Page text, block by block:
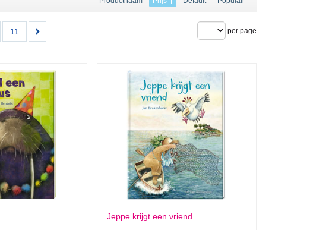
11 per page
Jeppe krijgt een vriend